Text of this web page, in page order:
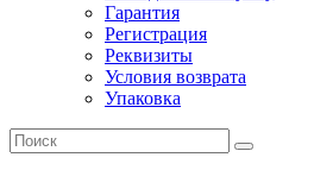
Гарантия
Регистрация
Реквизиты
Условия возврата
Упаковка